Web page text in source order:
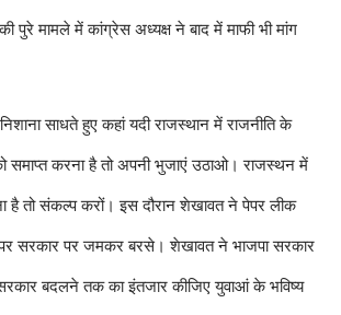
पुरे मामले में कांग्रेस अध्यक्ष ने बाद में माफी भी मांग
साधते हुए कहां यदी राजस्थान में राजनीति के
समाप्त करना है तो अपनी भुजाएं उठाओ। राजस्थन में
है तो संकल्प करों। इस दौरान शेखावत ने पेपर लीक
सरकार पर जमकर बरसे। शेखावत ने भाजपा सरकार
बदलने तक का इंतजार कीजिए युवाआं के भविष्य